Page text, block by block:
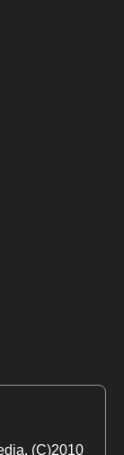
(C)2010